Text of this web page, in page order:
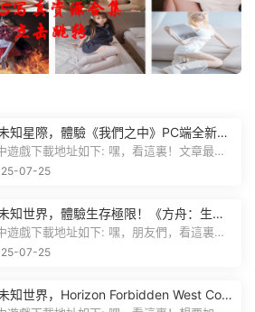
載音樂
下一篇
車載音樂1000首下載百度雲_車載
音樂下載免費下載
下載地址如下: 嘿，看這裏！文章最後